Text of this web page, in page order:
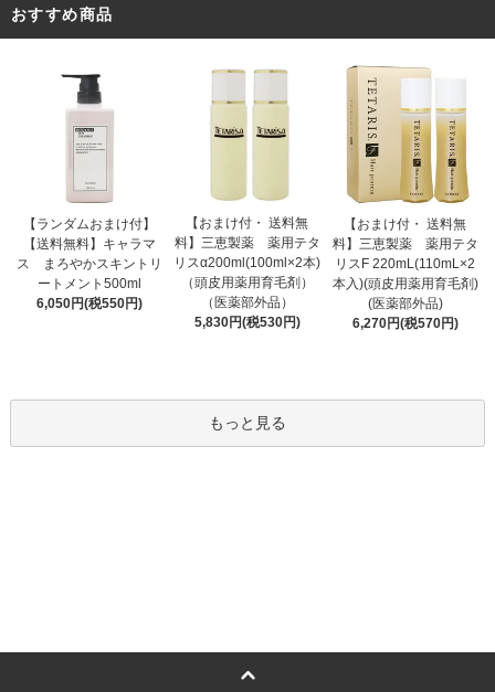
おすすめ商品
【ランダムおまけ付】
【送料無料】キャラマ
ス まろやかスキントリ
ートメント500ml
6,050円(税550円)
【おまけ付・ 送料無
料】三恵製薬 薬用テタ
リスα200ml(100ml×2本)
（頭皮用薬用育毛剤）
（医薬部外品）
5,830円(税530円)
【おまけ付・ 送料無
料】三恵製薬 薬用テタ
リスF 220mL(110mL×2
本入)(頭皮用薬用育毛剤)
(医薬部外品)
6,270円(税570円)
もっと見る